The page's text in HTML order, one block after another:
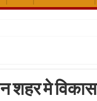
शहर मे विकास